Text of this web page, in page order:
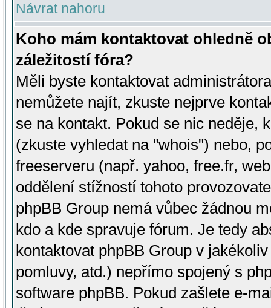
Návrat nahoru
Koho mám kontaktovat ohledně
záležitostí fóra?
Měli byste kontaktovat
nemůžete najít, zkuste nejprve
se na kontakt. Pokud se nic neděje,
(zkuste vyhledat na "whois") nebo,
freeserveru (např. yahoo, free.fr,
oddělení stížností tohoto
phpBB Group nemá vůbec žádnou
kdo a kde spravuje fórum. Je tedy
kontaktovat phpBB Group v
pomluvy, atd.) nepřímo spojený s
software phpBB. Pokud zašlete e-